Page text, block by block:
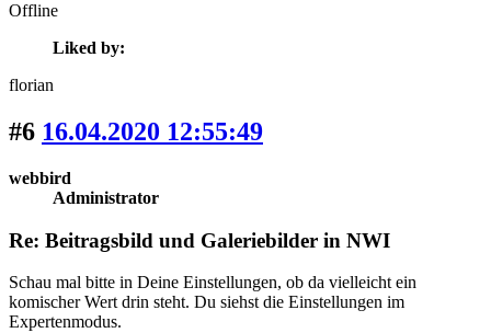
Offline
Liked by:
florian
#6 16.04.2020 12:55:49
webbird
Administrator
Re: Beitragsbild und Galeriebilder in NWI
Schau mal bitte in Deine Einstellungen, ob da vielleicht ein
komischer Wert drin steht. Du siehst die Einstellungen im
Expertenmodus.